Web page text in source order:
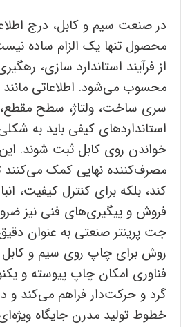
در صنعت سیم و کابل، درج
محصول تنها یک الزام ساده
از فرآیند استاندارد سازی، رهگیری
محسوب می‌شود. اطلاعاتی مانند
سری ساخت، ولتاژ، سطح مقطع،
استانداردهای کیفی باید به شکلی
خواندن روی کابل ثبت شوند. این
مصرف‌کننده نهایی کمک می‌کنند
کند، بلکه برای کنترل کیفیت،
فروش و پیگیری‌های فنی نیز
جت پرینتر صنعتی به عنوان دقیق‌
روش برای چاپ روی سیم و کابل
فناوری امکان چاپ پیوسته و
گرد و حرکت‌دار فراهم می‌کند و
خطوط تولید مدرن جایگاه ویژه‌ای